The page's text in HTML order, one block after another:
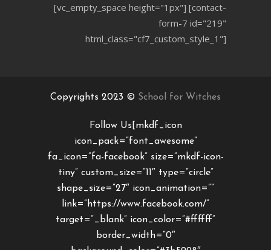
[vc_empty_space height="1px"] [contact-
form-7 id="219"
html_class="cf7_custom_style_1"]
Copyrights 2023 © School for Witches
Follow Us[mkdf_icon
icon_pack=”font_awesome”
fa_icon=”fa-facebook” size=”mkdf-icon-
tiny” custom_size=”11″ type=”circle”
shape_size=”27″ icon_animation=””
link=”https://www.facebook.com/”
target=”_blank” icon_color=”#ffffff”
border_width=”0″